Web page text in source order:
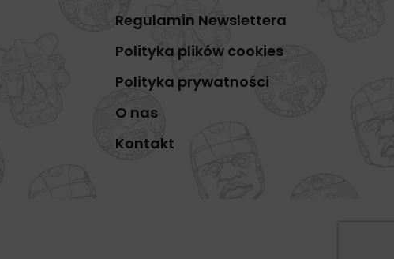
Regulamin Newslettera
Polityka plików cookies
Polityka prywatności
O nas
Kontakt